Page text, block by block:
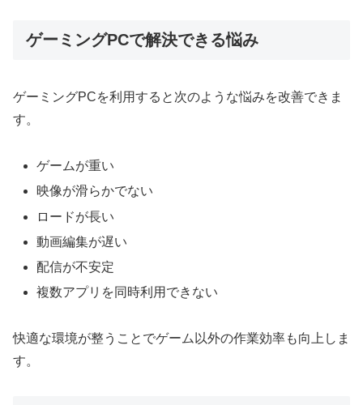
ゲーミングPCで解決できる悩み
ゲーミングPCを利用すると次のような悩みを改善できま
す。
ゲームが重い
映像が滑らかでない
ロードが長い
動画編集が遅い
配信が不安定
複数アプリを同時利用できない
快適な環境が整うことでゲーム以外の作業効率も向上しま
す。